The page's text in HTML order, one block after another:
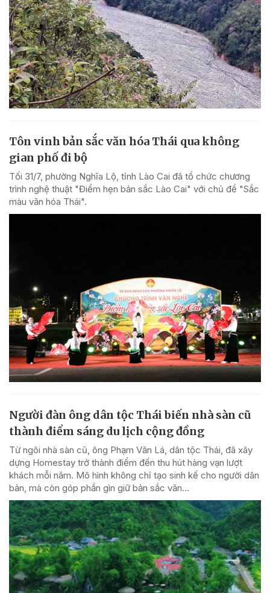
Tôn vinh bản sắc văn hóa Thái qua không
gian phố đi bộ
Tối 31/7, phường Nghĩa Lộ, tỉnh Lào Cai đã tổ chức chương
trình nghệ thuật "Điểm hẹn bản sắc Lào Cai" với chủ đề "Sắc
màu văn hóa Thái".
Người đàn ông dân tộc Thái biến nhà sàn cũ
thành điểm sáng du lịch cộng đồng
Từ ngôi nhà sàn cũ, ông Phạm Văn Lá, dân tộc Thái, đã xây
dựng Homestay trở thành điểm đến thu hút hàng vạn lượt
khách mỗi năm. Mô hình không chỉ tạo sinh kế cho người dân
bản, mà còn góp phần gìn giữ bản sắc văn...